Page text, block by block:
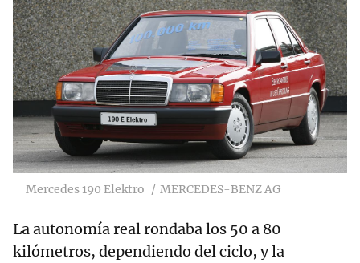
Mercedes 190 Elektro MERCEDES-BENZ AG
La autonomía real rondaba los 50 a 80
kilómetros, dependiendo del ciclo, y la